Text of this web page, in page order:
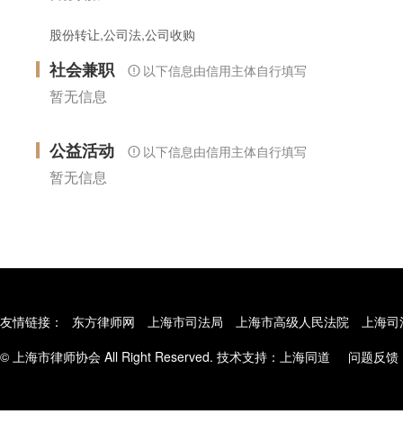
股份转让,公司法,公司收购
社会兼职 以下信息由信用主体自行填写
暂无信息
公益活动 以下信息由信用主体自行填写
暂无信息
友情链接： 东方律师网 上海市司法局 上海市高级人民法院
上海
© 上海市律师协会 All Right Reserved. 技术支持： 上海同道 问题反馈